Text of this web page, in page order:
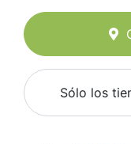
Sólo los